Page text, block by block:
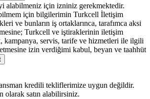
alabilmeniz için izniniz gerekmektedir.
için bilgilerimin Turkcell İletişim
ve bunların iş ortaklarınca, tarafımca aksi
Turkcell ve iştiraklerinin iletişim
kampanya, servis, tarife ve hizmetleri ile ilgili
izin verdiğimi kabul, beyan ve taahhüt
kredili tekliflerimize uygun değildir.
olarak satın alabilirsiniz.